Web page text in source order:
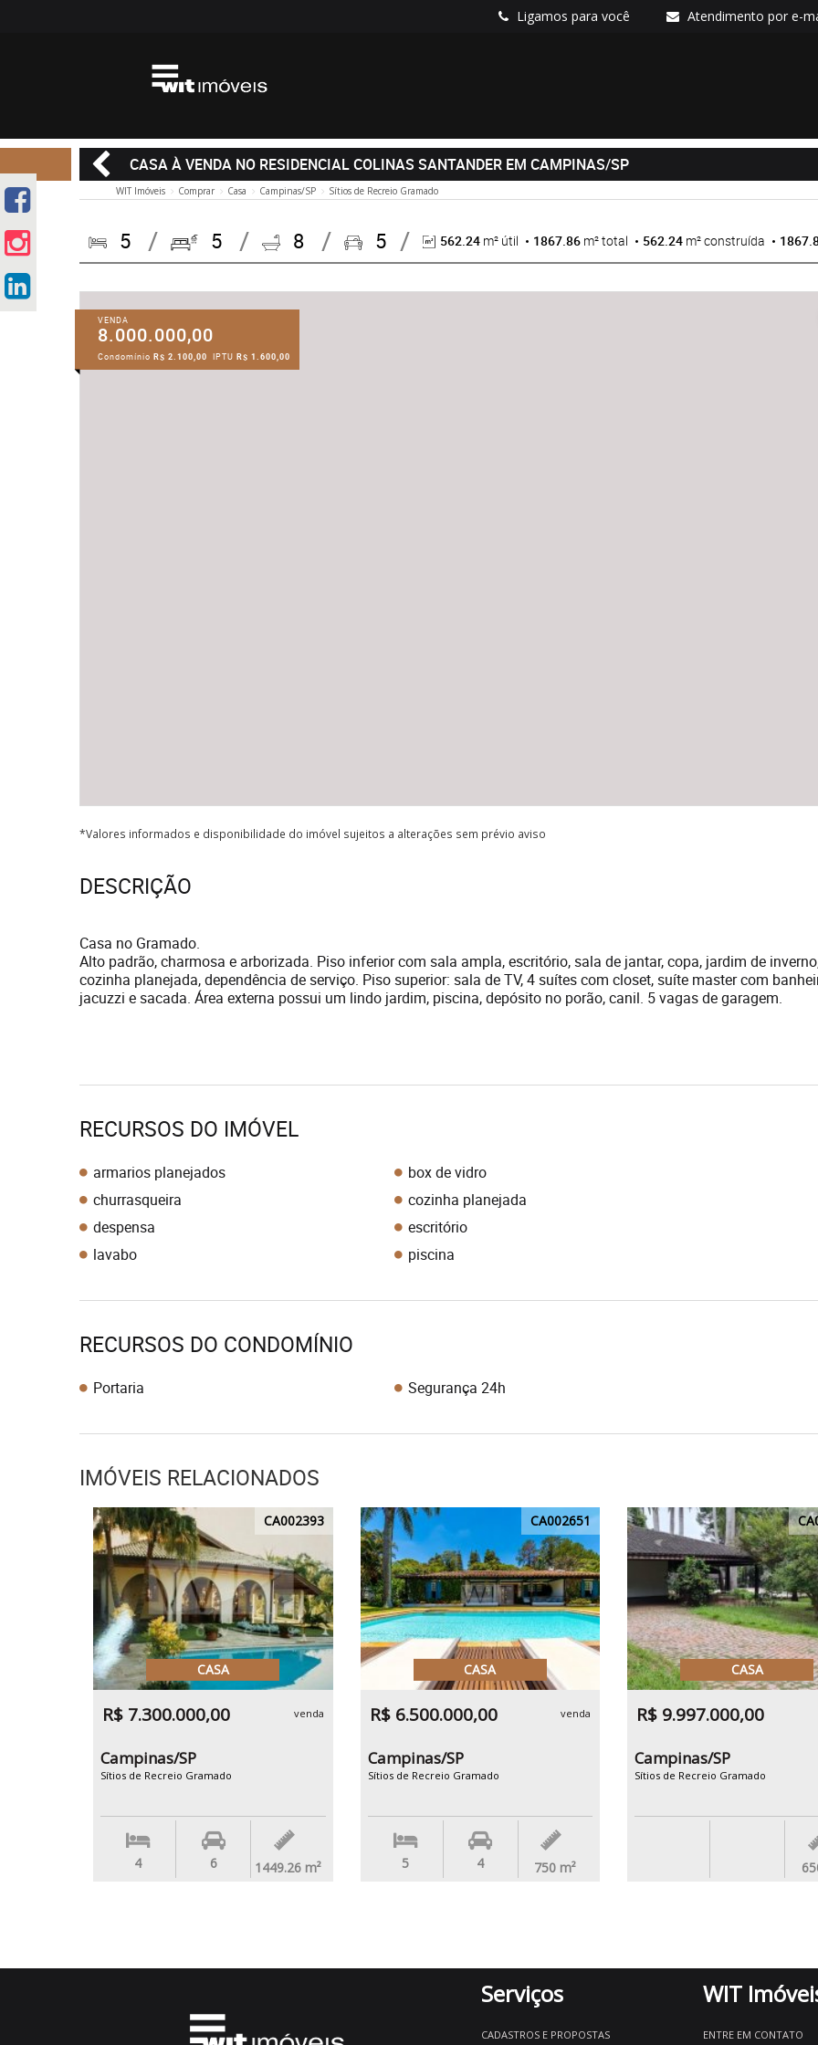
Ligamos para você Atendimento por e-
CASA À VENDA NO RESIDENCIAL COLINAS SANTANDER EM CAMPINAS/SP
WIT Imóveis Comprar Casa Campinas/SP Sítios de Recreio Gramado
5 5 8 5 562.24 m² útil 1867.86 m² total 562.24 m² construída
VENDA
8.000.000,00
Condomínio R$ 2.100,00 IPTU R$ 1.600,00
*Valores informados e disponibilidade do imóvel sujeitos a alterações sem prévio aviso
DESCRIÇÃO
Casa no Gramado.
Alto padrão, charmosa e arborizada. Piso inferior com sala ampla, escritório, sala de jantar, copa, jardim de
cozinha planejada, dependência de serviço. Piso superior: sala de TV, 4 suítes com closet, suíte master com
jacuzzi e sacada. Área externa possui um lindo jardim, piscina, depósito no porão, canil. 5 vagas de garagem.
RECURSOS DO IMÓVEL
armarios planejados
box de vidro
churrasqueira
cozinha planejada
despensa
escritório
lavabo
piscina
RECURSOS DO CONDOMÍNIO
Portaria Segurança 24h
IMÓVEIS RELACIONADOS
CA002393
CASA
R$ 7.300.000,00 venda
Campinas/SP
Sítios de Recreio Gramado
4 6 1449.26 m²
CA002651
CASA
R$ 6.500.000,00 venda
Campinas/SP
Sítios de Recreio Gramado
5 4 750 m²
CASA
R$ 9.997.000,00
Campinas/SP
Sítios de Recreio Gramado
Serviços
CADASTROS E PROPOSTAS
WIT
ENTRE EM CONTATO